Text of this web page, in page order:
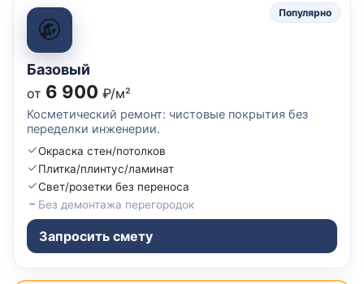
Популярно
Базовый
от 6 900 ₽/м²
Косметический ремонт: чистовые покрытия без
переделки инженерии.
Окраска стен/потолков
Плитка/плинтус/ламинат
Свет/розетки без переноса
Без демонтажа перегородок
Запросить смету